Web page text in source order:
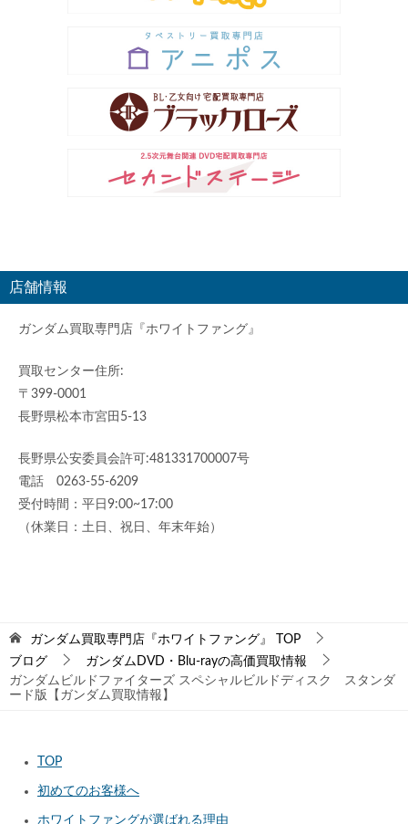
店舗情報
ガンダム買取専門店『ホワイトファング』
買取センター住所:
〒399-0001
長野県松本市宮田5-13
長野県公安委員会許可:481331700007号
電話 0263-55-6209
受付時間：平日9:00~17:00
（休業日：土日、祝日、年末年始）
ガンダム買取専門店『ホワイトファング』
TOP
ブログ
ガンダムDVD・Blu-rayの高価買取情報
ガンダムビルドファイターズ スペシャルビルドディスク スタンダ
ード版【ガンダム買取情報】
TOP
初めてのお客様へ
ホワイトファングが選ばれる理由